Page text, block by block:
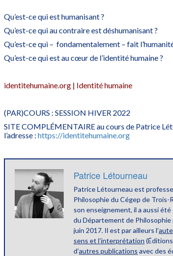
Qu’est-ce qui est humanisant ?
Qu’est-ce qui au contraire est déshumanisant ?
Qu’est-ce qui – fondamentalement – fait
Qu’est-ce qui est au cœur de l’identité humaine ?
identitehumaine.org | Identité humaine
(PAR)COURS : SESSION HIVER 2022
SITE COMPLÉMENTAIRE au cours de Patrice
l’adresse : https://identitehumaine.org
Patrice Létourneau
Patrice Létourneau est
Philosophie du Cégep de
son enseignement, il a aussi
du Département de Philosophie
juin 2017. Il est par ailleurs l’
sens et l’interprétation
d’autres publications avec des